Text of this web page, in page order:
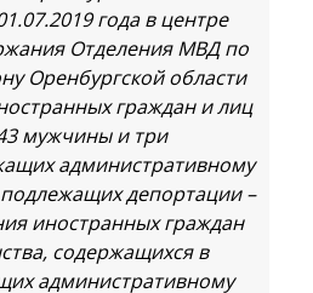
года в центре
Отделения МВД по
Оренбургской области
граждан и лиц
мужчины и три
административному
депортации –
иностранных граждан
содержащихся в
административному